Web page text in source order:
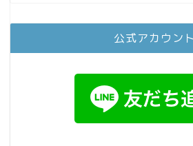
公式アカウント